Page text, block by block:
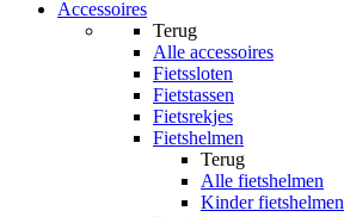
Accessoires
Terug
Alle accessoires
Fietssloten
Fietstassen
Fietsrekjes
Fietshelmen
Terug
Alle fietshelmen
Kinder fietshelmen